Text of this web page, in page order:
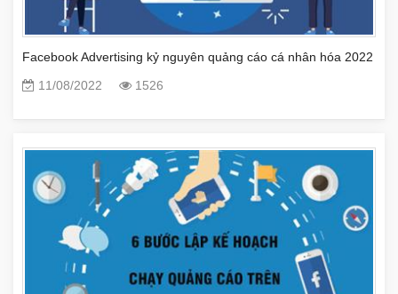
Facebook Advertising kỷ nguyên quảng cáo cá nhân hóa 2022
11/08/2022
1526